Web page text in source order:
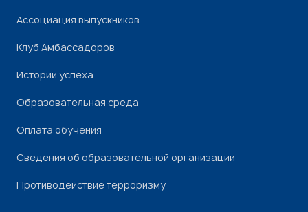
Ассоциация выпускников
Клуб Амбассадоров
Истории успеха
Образовательная среда
Оплата обучения
Сведения об образовательной организации
Противодействие терроризму